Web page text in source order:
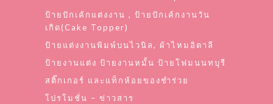
ป้ายปักเค้กแต่งงาน , ป้ายปักเค้กงานวัน
เกิด(Cake Topper)
ป้ายแต่งงานพิมพ์บนไวนิล, ผ้าไหมอิตาลี
ป้ายงานแต่ง ป้ายงานหมั้น ป้ายโฟมนนทบุรี
สติ๊กเกอร์ และแท็กห้อยของชำร่วย
โปรโมชั่น – ข่าวสาร